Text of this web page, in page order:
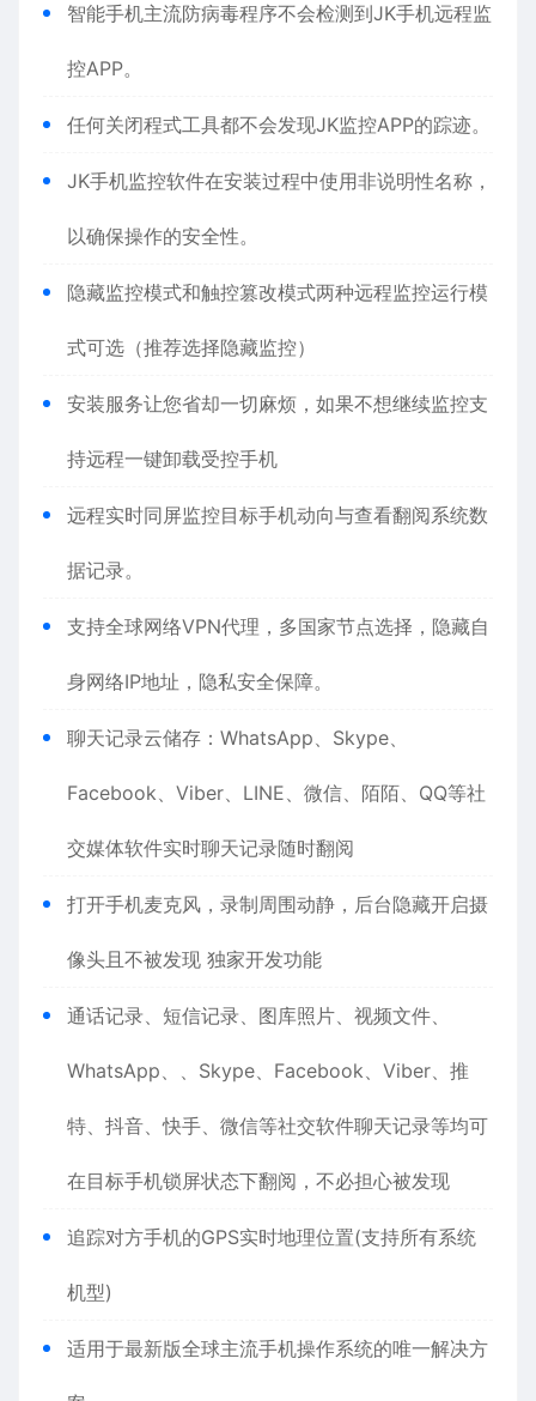
智能手机主流防病毒程序不会检测到JK手机远程监
控APP。
任何关闭程式工具都不会发现JK监控APP的踪迹。
JK手机监控软件在安装过程中使用非说明性名称，
以确保操作的安全性。
隐藏监控模式和触控篡改模式两种远程监控运行模
式可选（推荐选择隐藏监控）
安装服务让您省却一切麻烦，如果不想继续监控支
持远程一键卸载受控手机
远程实时同屏监控目标手机动向与查看翻阅系统数
据记录。
支持全球网络VPN代理，多国家节点选择，隐藏自
身网络IP地址，隐私安全保障。
聊天记录云储存：WhatsApp、Skype、
Facebook、Viber、LINE、微信、陌陌、QQ等社
交媒体软件实时聊天记录随时翻阅
打开手机麦克风，录制周围动静，后台隐藏开启摄
像头且不被发现 独家开发功能
通话记录、短信记录、图库照片、视频文件、
WhatsApp、、Skype、Facebook、Viber、推
特、抖音、快手、微信等社交软件聊天记录等均可
在目标手机锁屏状态下翻阅，不必担心被发现
追踪对方手机的GPS实时地理位置(支持所有系统
机型)
适用于最新版全球主流手机操作系统的唯一解决方